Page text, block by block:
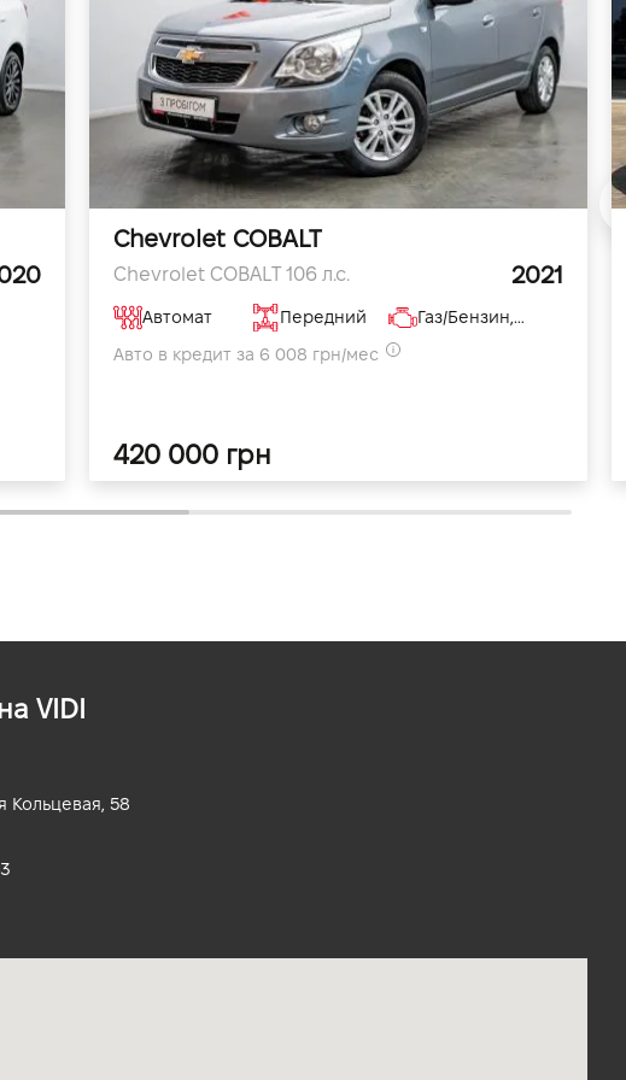
Chevrolet COBALT
Chevrolet COBALT 106 л.с. 2021
Автомат Передний
Газ/Бензин, 1.5 л
Авто в кредит за 6 008 грн/мес
420 000 грн
VIDI
Кольцевая, 58